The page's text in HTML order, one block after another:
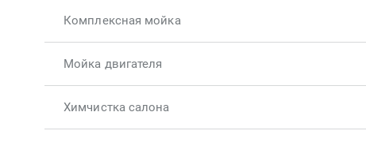
Комплексная мойка
Мойка двигателя
Химчистка салона